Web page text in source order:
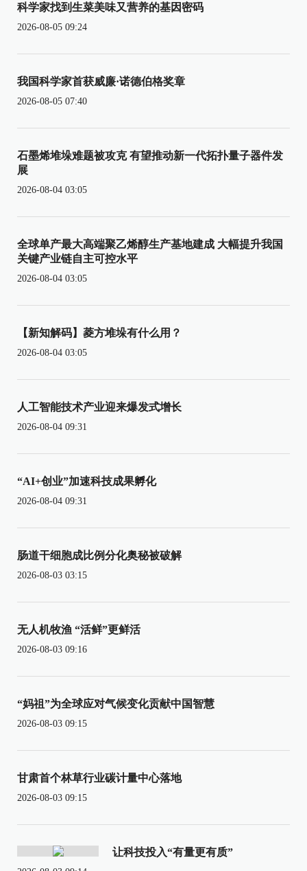
科学家找到生菜美味又营养的基因密码
2026-08-05 09:24
我国科学家首获威廉·诺德伯格奖章
2026-08-05 07:40
石墨烯堆垛难题被攻克 有望推动新一代拓扑量子器件发
展
2026-08-04 03:05
全球单产最大高端聚乙烯醇生产基地建成 大幅提升我国
关键产业链自主可控水平
2026-08-04 03:05
【新知解码】菱方堆垛有什么用？
2026-08-04 03:05
人工智能技术产业迎来爆发式增长
2026-08-04 09:31
“AI+创业”加速科技成果孵化
2026-08-04 09:31
肠道干细胞成比例分化奥秘被破解
2026-08-03 03:15
无人机牧渔 “活鲜”更鲜活
2026-08-03 09:16
“妈祖”为全球应对气候变化贡献中国智慧
2026-08-03 09:15
甘肃首个林草行业碳计量中心落地
2026-08-03 09:15
让科技投入“有量更有质”